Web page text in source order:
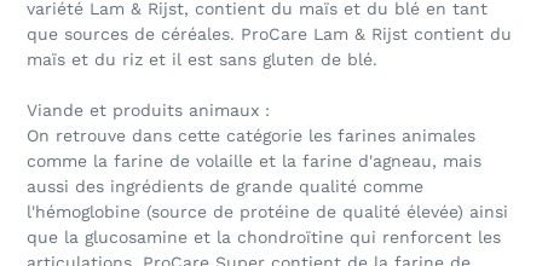
variété Lam & Rijst, contient du maïs et du blé en tant
que sources de céréales. ProCare Lam & Rijst contient du
maïs et du riz et il est sans gluten de blé.
Viande et produits animaux :
On retrouve dans cette catégorie les farines animales
comme la farine de volaille et la farine d'agneau, mais
aussi des ingrédients de grande qualité comme
l'hémoglobine (source de protéine de qualité élevée) ainsi
que la glucosamine et la chondroïtine qui renforcent les
articulations. ProCare Super contient de la farine de